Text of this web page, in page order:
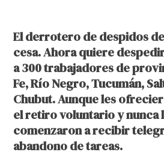
El derrotero de despidos
cesa. Ahora quiere
a 300 trabajadores de
Fe, Río Negro, Tucumán,
Chubut. Aunque les
el retiro voluntario y nunca
comenzaron a recibir
abandono de tareas.